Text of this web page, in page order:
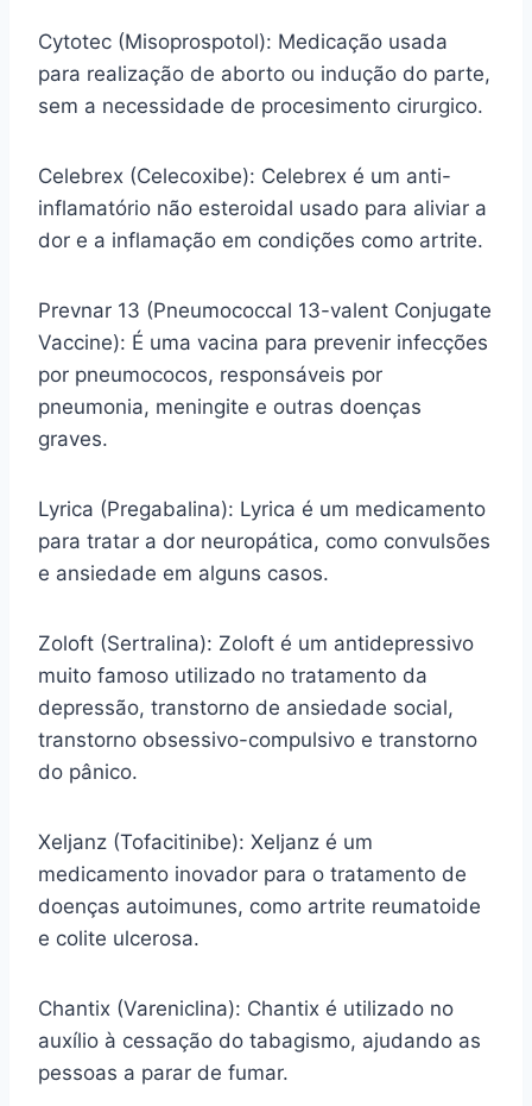
Cytotec (Misoprospotol): Medicação usada
para realização de aborto ou indução do parte,
sem a necessidade de procesimento cirurgico.
Celebrex (Celecoxibe): Celebrex é um anti-
inflamatório não esteroidal usado para aliviar a
dor e a inflamação em condições como artrite.
Prevnar 13 (Pneumococcal 13-valent Conjugate
Vaccine): É uma vacina para prevenir infecções
por pneumococos, responsáveis por
pneumonia, meningite e outras doenças
graves.
Lyrica (Pregabalina): Lyrica é um medicamento
para tratar a dor neuropática, como convulsões
e ansiedade em alguns casos.
Zoloft (Sertralina): Zoloft é um antidepressivo
muito famoso utilizado no tratamento da
depressão, transtorno de ansiedade social,
transtorno obsessivo-compulsivo e transtorno
do pânico.
Xeljanz (Tofacitinibe): Xeljanz é um
medicamento inovador para o tratamento de
doenças autoimunes, como artrite reumatoide
e colite ulcerosa.
Chantix (Vareniclina): Chantix é utilizado no
auxílio à cessação do tabagismo, ajudando as
pessoas a parar de fumar.